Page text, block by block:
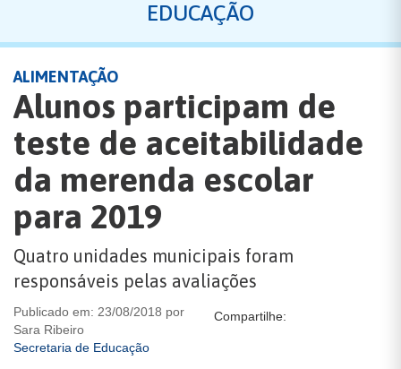
EDUCAÇÃO
ALIMENTAÇÃO
Alunos participam de
teste de aceitabilidade
da merenda escolar
para 2019
Quatro unidades municipais foram
responsáveis pelas avaliações
Publicado em: 23/08/2018 por
Sara Ribeiro
Secretaria de Educação
Compartilhe: